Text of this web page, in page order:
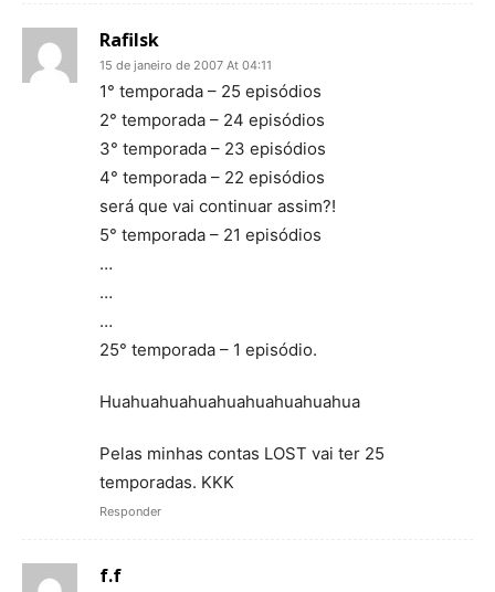
Rafilsk
15 de janeiro de 2007 At 04:11
1° temporada – 25 episódios
2° temporada – 24 episódios
3° temporada – 23 episódios
4° temporada – 22 episódios
será que vai continuar assim?!
5° temporada – 21 episódios
…
…
…
25° temporada – 1 episódio.
Huahuahuahuahuahuahuahuahua
Pelas minhas contas LOST vai ter 25
temporadas. KKK
Responder
f.f